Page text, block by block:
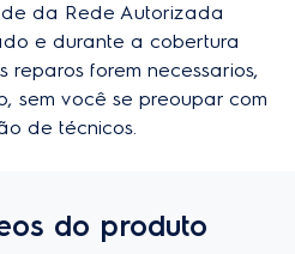
da Rede Autorizada
e durante a cobertura
reparos forem necessarios,
sem você se preoupar com
de técnicos.
do produto